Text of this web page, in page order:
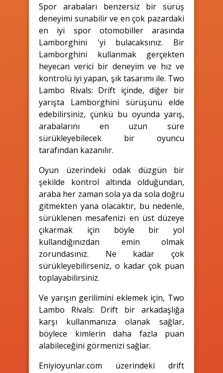
Spor arabaları benzersiz bir sürüş
deneyimi sunabilir ve en çok pazardaki
en iyi spor otomobiller arasında
Lamborghini 'yi bulacaksınız. Bir
Lamborghini kullanmak gerçekten
heyecan verici bir deneyim ve hız ve
kontrolü iyi yapan, şık tasarımı ile. Two
Lambo Rivals: Drift içinde, diğer bir
yarışta Lamborghini sürüşünü elde
edebilirsiniz, çünkü bu oyunda yarış,
arabalarını en uzun süre
sürükleyebilecek bir oyuncu
tarafından kazanılır.
Oyun üzerindeki odak düzgün bir
şekilde kontrol altında olduğundan,
araba her zaman sola ya da sola doğru
gitmekten yana olacaktır, bu nedenle,
sürüklenen mesafenizi en üst düzeye
çıkarmak için böyle bir yol
kullandığınızdan emin olmak
zorundasınız. Ne kadar çok
sürükleyebilirseniz, o kadar çok puan
toplayabilirsiniz.
Ve yarışın gerilimini eklemek için, Two
Lambo Rivals: Drift bir arkadaşlığa
karşı kullanmanıza olanak sağlar,
böylece kimlerin daha fazla puan
alabileceğini görmenizi sağlar.
Eniyioyunlar.com üzerindeki drift